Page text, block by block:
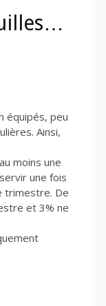
équipés, peu
Ainsi,
moins une
une fois
trimestre. De
et 3% ne